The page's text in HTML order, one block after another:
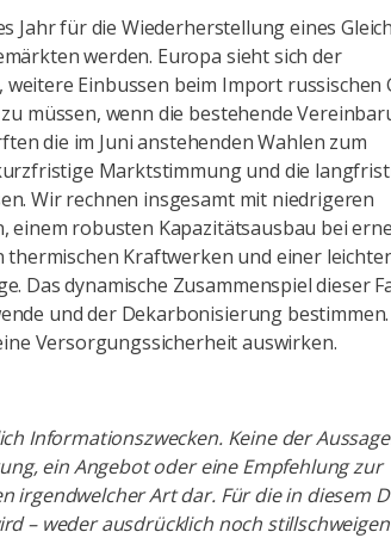
Jahr für die Wiederherstellung eines
werden. Europa sieht sich der
Einbussen beim Import russischen
müssen, wenn die bestehende
die im Juni anstehenden Wahlen zum
Marktstimmung und die
Wir rechnen insgesamt mit niedrigeren
einem robusten Kapazitätsausbau bei
thermischen Kraftwerken und einer
Das dynamische Zusammenspiel dieser
und der Dekarbonisierung bestimmen.
Versorgungssicherheit auswirken.
Informationszwecken. Keine der
ein Angebot oder eine Empfehlung zur
irgendwelcher Art dar. Für die in diesem
– weder ausdrücklich noch